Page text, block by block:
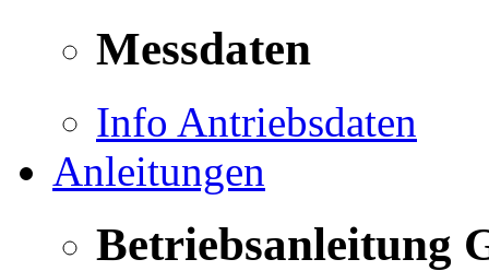
Messdaten
Info Antriebsdaten
Anleitungen
Betriebsanleitung